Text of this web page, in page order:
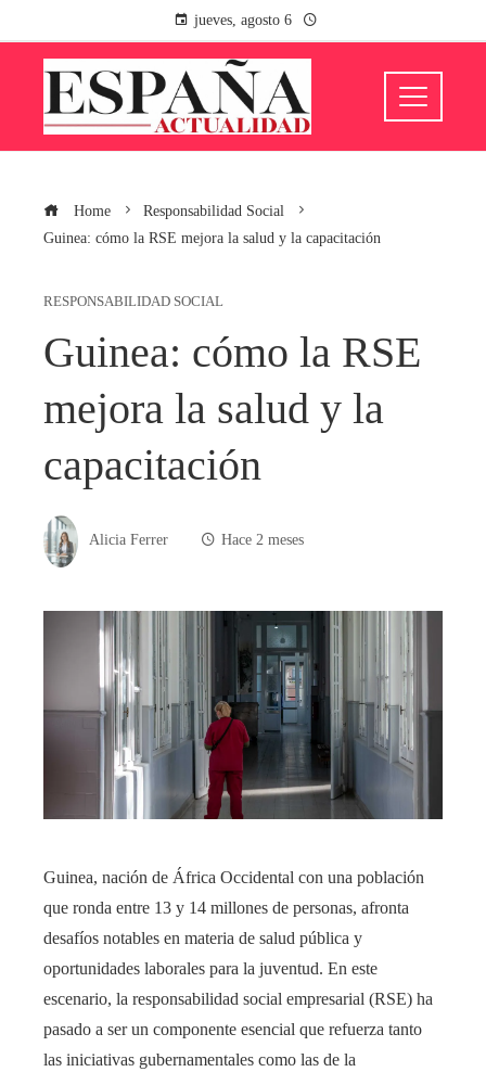
jueves, agosto 6
Home
Responsabilidad Social
Guinea: cómo la RSE mejora la salud y la capacitación
RESPONSABILIDAD SOCIAL
Guinea: cómo la RSE
mejora la salud y la
capacitación
Alicia Ferrer Hace 2 meses
Guinea, nación de África Occidental con una población
que ronda entre 13 y 14 millones de personas, afronta
desafíos notables en materia de salud pública y
oportunidades laborales para la juventud. En este
escenario, la responsabilidad social empresarial (RSE) ha
pasado a ser un componente esencial que refuerza tanto
las iniciativas gubernamentales como las de la